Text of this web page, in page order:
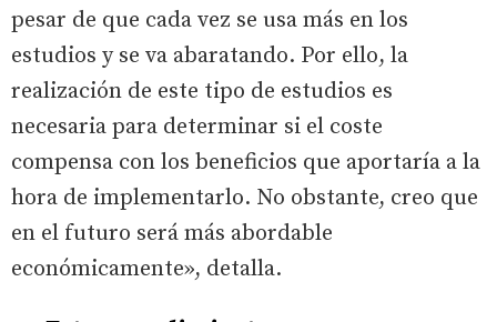
pesar de que cada vez se usa más en los
estudios y se va abaratando. Por ello, la
realización de este tipo de estudios es
necesaria para determinar si el coste
compensa con los beneficios que aportaría a la
hora de implementarlo. No obstante, creo que
en el futuro será más abordable
económicamente», detalla.